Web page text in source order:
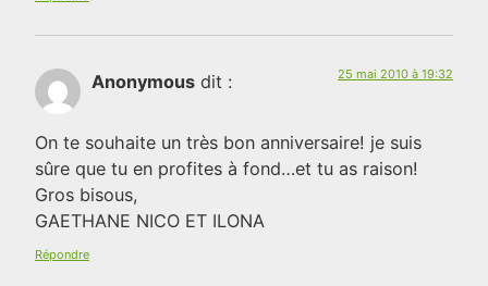
Anonymous dit : 25 mai 2010 à 19:32
On te souhaite un très bon anniversaire! je suis
sûre que tu en profites à fond…et tu as raison!
Gros bisous,
GAETHANE NICO ET ILONA
Répondre